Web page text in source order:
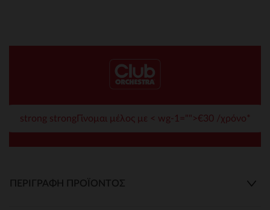
strong strongΓίνομαι μέλος με < wg-1="">€30 /χρόνο*
ΠΕΡΙΓΡΑΦΉ ΠΡΟΪΌΝΤΟΣ